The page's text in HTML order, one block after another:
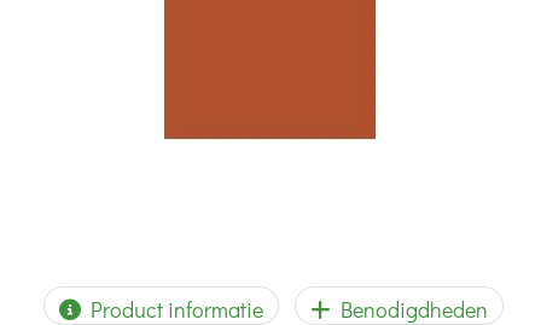
Product informatie Benodigdheden